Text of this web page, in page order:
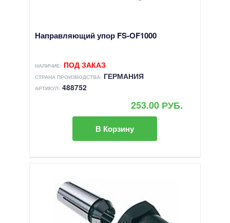
Направляющий упор FS-OF1000
НАЛИЧИЕ: ПОД ЗАКАЗ
СТРАНА ПРОИЗВОДСТВА:ГЕРМАНИЯ
АРТИКУЛ:488752
253.00 РУБ.
В Корзину